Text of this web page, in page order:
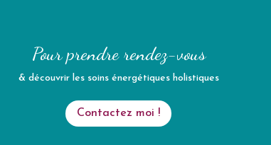
Pour prendre rendez-vous
& découvrir les soins énergétiques holistiques
Contactez moi !